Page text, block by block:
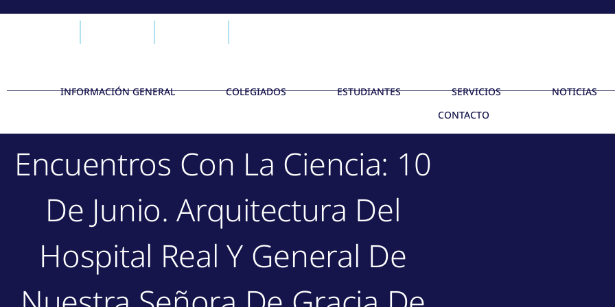
INFORMACIÓN GENERAL COLEGIADOS ESTUDIANTES SERVICIOS NOTICIAS
CONTACTO
Encuentros Con La Ciencia: 10
De Junio. Arquitectura Del
Hospital Real Y General De